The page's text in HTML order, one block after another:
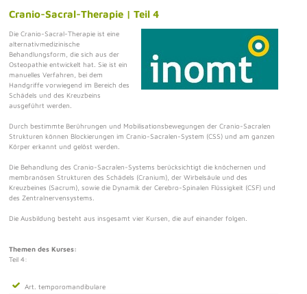
Cranio-Sacral-Therapie | Teil 4
Die Cranio-Sacral-Therapie ist eine
alternativmedizinische
Behandlungsform, die sich aus der
Osteopathie entwickelt hat. Sie ist ein
manuelles Verfahren, bei dem
Handgriffe vorwiegend im Bereich des
Schädels und des Kreuzbeins
ausgeführt werden.
Durch bestimmte Berührungen und Mobilisationsbewegungen der Cranio-Sacralen
Strukturen können Blockierungen im Cranio-Sacralen-System (CSS) und am ganzen
Körper erkannt und gelöst werden.
Die Behandlung des Cranio-Sacralen-Systems berücksichtigt die knöchernen und
membranösen Strukturen des Schädels (Cranium), der Wirbelsäule und des
Kreuzbeines (Sacrum), sowie die Dynamik der Cerebro-Spinalen Flüssigkeit (CSF) und
des Zentralnervensystems.
Die Ausbildung besteht aus insgesamt vier Kursen, die auf einander folgen.
Themen des Kurses:
Teil 4:
Art. temporomandibulare